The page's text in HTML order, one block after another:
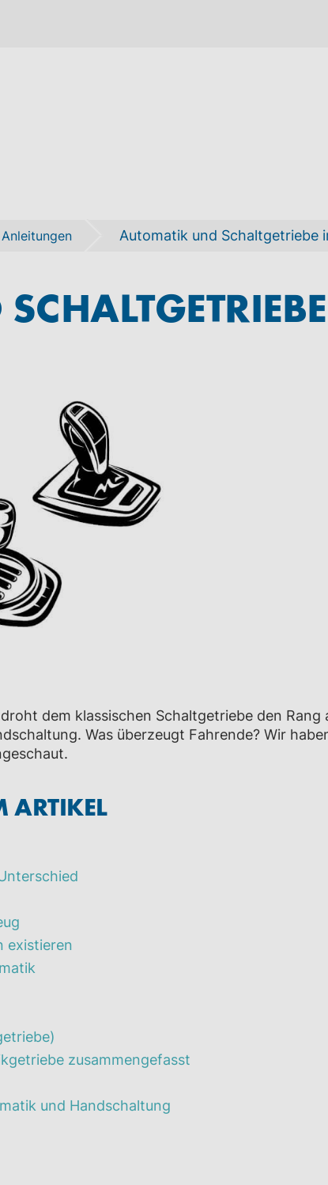
Automatik und Schaltgetriebe
dem klassischen Schaltgetriebe den Rang
Was überzeugt Fahrende? Wir
ARTIKEL
existieren
zusammengefasst
und Handschaltung